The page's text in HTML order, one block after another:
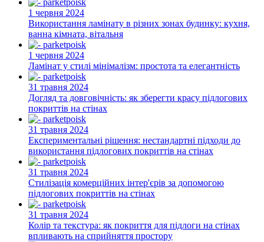
1 червня 2024
Використання ламінату в різних зонах будинку: кухня,
ванна кімната, вітальня
1 червня 2024
Ламінат у стилі мінімалізм: простота та елегантність
31 травня 2024
Догляд та довговічність: як зберегти красу підлогових
покриттів на стінах
31 травня 2024
Експериментальні рішення: нестандартні підходи до
використання підлогових покриттів на стінах
31 травня 2024
Стилізація комерційних інтер'єрів за допомогою
підлогових покриттів на стінах
31 травня 2024
Колір та текстура: як покриття для підлоги на стінах
впливають на сприйняття простору